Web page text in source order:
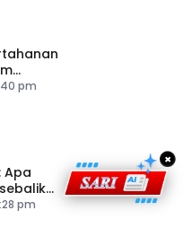
pm
Apa
pm
×